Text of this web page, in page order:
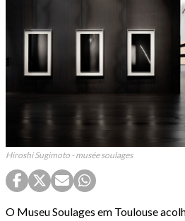
Hiroshi Sugimoto - musée soulages
O Museu Soulages em Toulouse